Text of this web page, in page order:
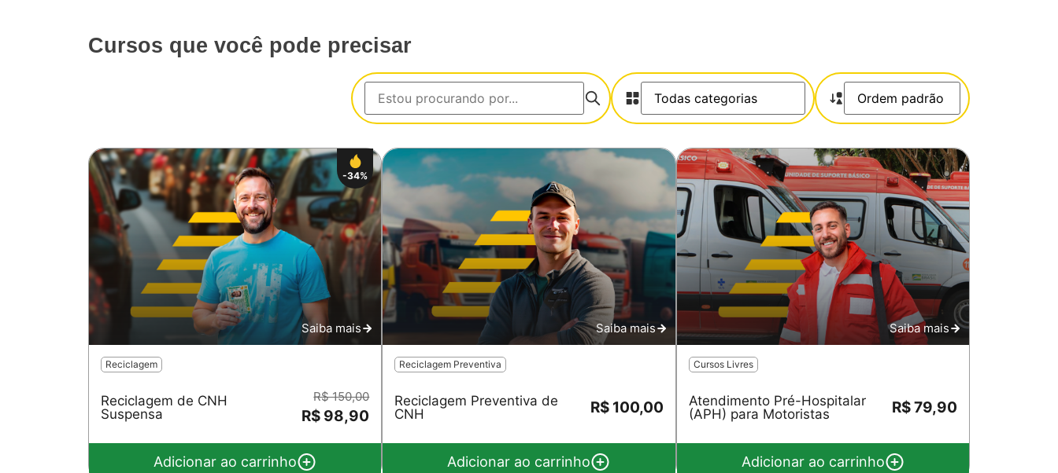
Cursos que você pode precisar
-34%
Saiba mais
Reciclagem
Reciclagem de CNH
Suspensa
R$ 150,00
R$ 98,90
Adicionar ao carrinho
Saiba mais
Reciclagem Preventiva
Reciclagem Preventiva de
CNH
R$ 100,00
Adicionar ao carrinho
Saiba mais
Cursos Livres
Atendimento Pré-Hospitalar
(APH) para Motoristas
R$ 79,90
Adicionar ao carrinho